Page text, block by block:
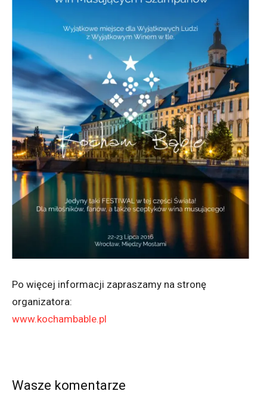
Po więcej informacji zapraszamy na stronę
organizatora:
www.kochambable.pl
Wasze komentarze